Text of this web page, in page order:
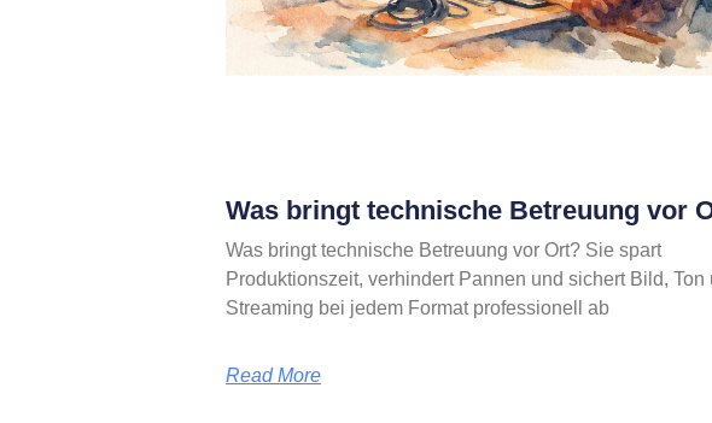
Was bringt technische Betreuung vor
Was bringt technische Betreuung vor Ort? Sie spart
Produktionszeit, verhindert Pannen und sichert Bild, Ton
Streaming bei jedem Format professionell ab
Read More